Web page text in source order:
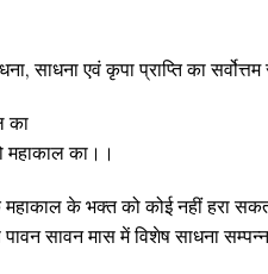
साधना एवं कृपा प्राप्ति का
का
महाकाल का।।
के भक्त को कोई नहीं हरा
सावन मास में विशेष साधना